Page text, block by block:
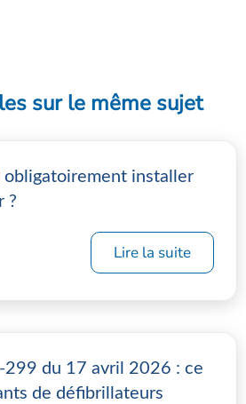
sur le même sujet
obligatoirement installer
?
Lire la suite
299 du 17 avril 2026 : ce
de défibrillateurs